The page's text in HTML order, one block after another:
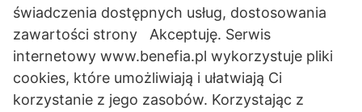
świadczenia dostępnych usług, dostosowania
zawartości strony Akceptuję. Serwis
internetowy www.benefia.pl wykorzystuje pliki
cookies, które umożliwiają i ułatwiają Ci
korzystanie z jego zasobów. Korzystając z